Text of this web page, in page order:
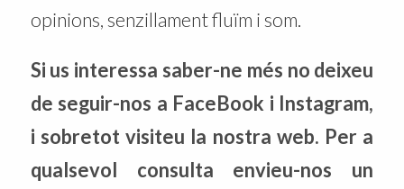
opinions, senzillament fluïm i som.
Si us interessa saber-ne més no deixeu
de seguir-nos a FaceBook i Instagram,
i sobretot visiteu la nostra web. Per a
qualsevol consulta envieu-nos un